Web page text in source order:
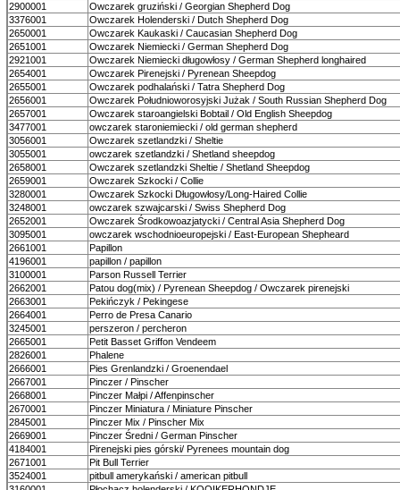
2900001
Owczarek gruziński / Georgian Shepherd Dog
3376001
Owczarek Holenderski / Dutch Shepherd Dog
2650001
Owczarek Kaukaski / Caucasian Shepherd Dog
2651001
Owczarek Niemiecki / German Shepherd Dog
2921001
Owczarek Niemiecki długowłosy / German Shepherd longhaired
2654001
Owczarek Pirenejski / Pyrenean Sheepdog
2655001
Owczarek podhalański / Tatra Shepherd Dog
2656001
Owczarek Południoworosyjski Jużak / South Russian Shepherd Dog
2657001
Owczarek staroangielski Bobtail / Old English Sheepdog
3477001
owczarek staroniemiecki / old german shepherd
3056001
Owczarek szetlandzki / Sheltie
3055001
owczarek szetlandzki / Shetland sheepdog
2658001
Owczarek szetlandzki Sheltie / Shetland Sheepdog
2659001
Owczarek Szkocki / Collie
3280001
Owczarek Szkocki Długowłosy/Long-Haired Collie
3248001
owczarek szwajcarski / Swiss Shepherd Dog
2652001
Owczarek Środkowoazjatycki / Central Asia Shepherd Dog
3095001
owczarek wschodnioeuropejski / East-European Shepheard
2661001
Papillon
4196001
papillon / papillon
3100001
Parson Russell Terrier
2662001
Patou dog(mix) / Pyrenean Sheepdog / Owczarek pirenejski
2663001
Pekińczyk / Pekingese
2664001
Perro de Presa Canario
3245001
perszeron / percheron
2665001
Petit Basset Griffon Vendeem
2826001
Phalene
2666001
Pies Grenlandzki / Groenendael
2667001
Pinczer / Pinscher
2668001
Pinczer Małpi / Affenpinscher
2670001
Pinczer Miniatura / Miniature Pinscher
2845001
Pinczer Mix / Pinscher Mix
2669001
Pinczer Średni / German Pinscher
4184001
Pirenejski pies górski/ Pyrenees mountain dog
2671001
Pit Bull Terrier
3524001
pitbull amerykański / american pitbull